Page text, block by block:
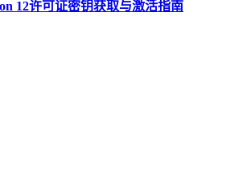
12许可证密钥获取与激活指南